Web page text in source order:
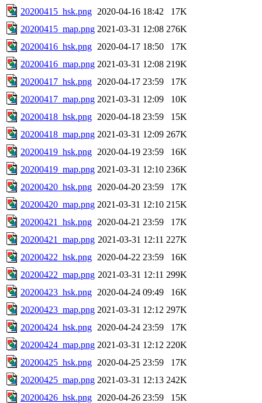
20200415_hsk.png 2020-04-16 18:42
17K
20200415_map.png 2021-03-31 12:08 276K
20200416_hsk.png 2020-04-17 18:50
17K
20200416_map.png 2021-03-31 12:08 219K
20200417_hsk.png 2020-04-17 23:59
17K
20200417_map.png 2021-03-31 12:09
10K
20200418_hsk.png 2020-04-18 23:59
15K
20200418_map.png 2021-03-31 12:09 267K
20200419_hsk.png 2020-04-19 23:59
16K
20200419_map.png 2021-03-31 12:10 236K
20200420_hsk.png 2020-04-20 23:59
17K
20200420_map.png 2021-03-31 12:10 215K
20200421_hsk.png 2020-04-21 23:59
17K
20200421_map.png 2021-03-31 12:11 227K
20200422_hsk.png 2020-04-22 23:59
16K
20200422_map.png 2021-03-31 12:11 299K
20200423_hsk.png 2020-04-24 09:49
16K
20200423_map.png 2021-03-31 12:12 297K
20200424_hsk.png 2020-04-24 23:59
17K
20200424_map.png 2021-03-31 12:12 220K
20200425_hsk.png 2020-04-25 23:59
17K
20200425_map.png 2021-03-31 12:13 242K
20200426_hsk.png 2020-04-26 23:59
15K